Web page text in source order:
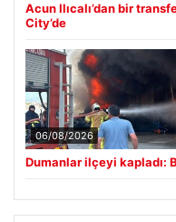
Acun Ilıcalı’dan bir
City’de
06/08/2026
Dumanlar ilçeyi kapladı: